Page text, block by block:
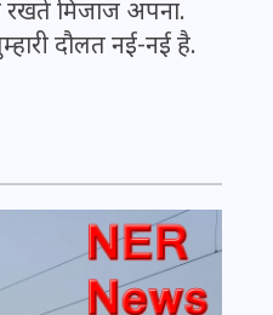
रखते मिजाज अपना.
दौलत नई-नई है.